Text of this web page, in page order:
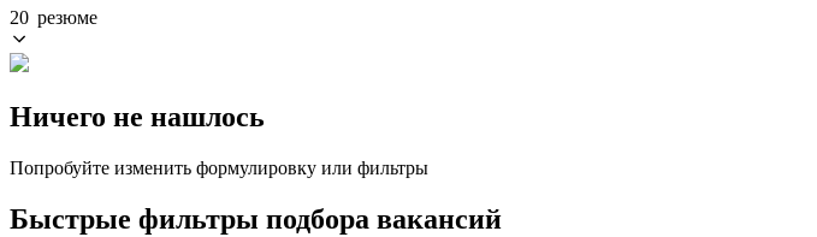
20 резюме
Ничего не нашлось
Попробуйте изменить формулировку или фильтры
Быстрые фильтры подбора вакансий